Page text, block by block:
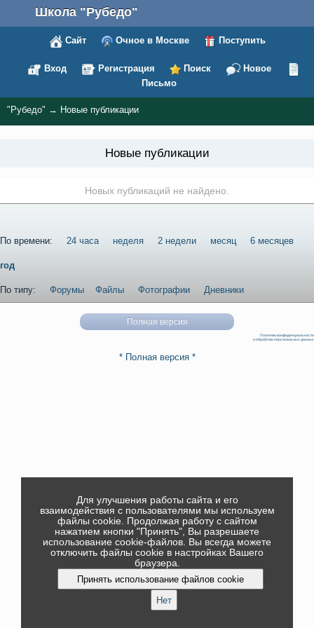
Школа "Рубедо"
Сайт Очное в Москве Поступить
Вход Регистрация Поиск
Новое
Письмо
"Рубедо" → Новые публикации
Новые публикации
Новых публикаций не найдено.
По времени: 24 часа неделя 2 недели месяц 6 месяцев
год
По типу: Форумы Файлы Фотографии Дневники
Полная версия
Политика конфиденциальности
и обработки персональных данных
* Полная версия *
Для улучшения работы сайта и его
взаимодействия с пользователями мы используем
файлы cookie. Продолжая работу с сайтом
нажатием кнопки "Принять", Вы разрешаете
использование cookie-файлов. Вы всегда можете
отключить файлы cookie в настройках Вашего
браузера.
Принять использование файлов cookie
Нет